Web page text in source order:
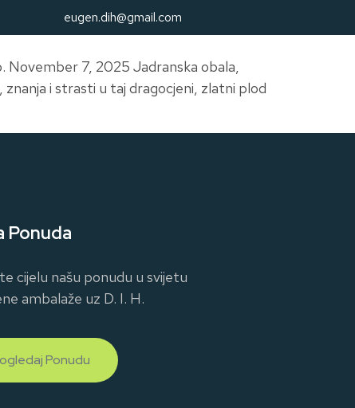
eugen.dih@gmail.com
November 7, 2025 Jadranska obala,
znanja i strasti u taj dragocjeni, zlatni plod
Ponuda
cijelu našu ponudu u svijetu
ambalaže uz D. I. H.
Ponudu